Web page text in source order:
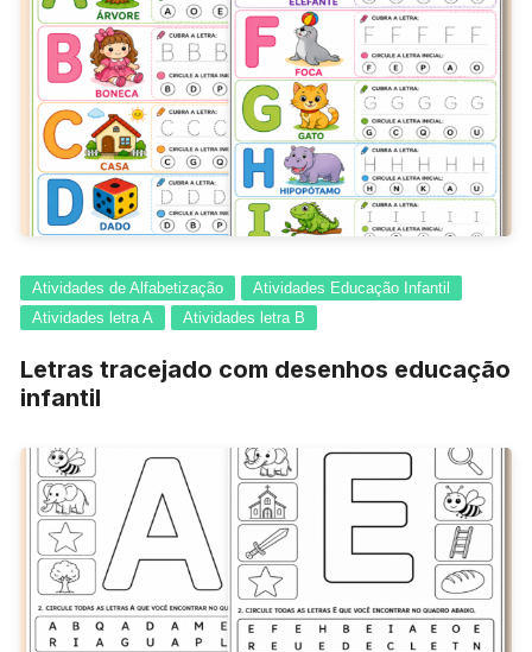
Atividades de Alfabetização
Atividades Educação Infantil
Atividades letra A
Atividades letra B
Letras tracejado com desenhos educação
infantil